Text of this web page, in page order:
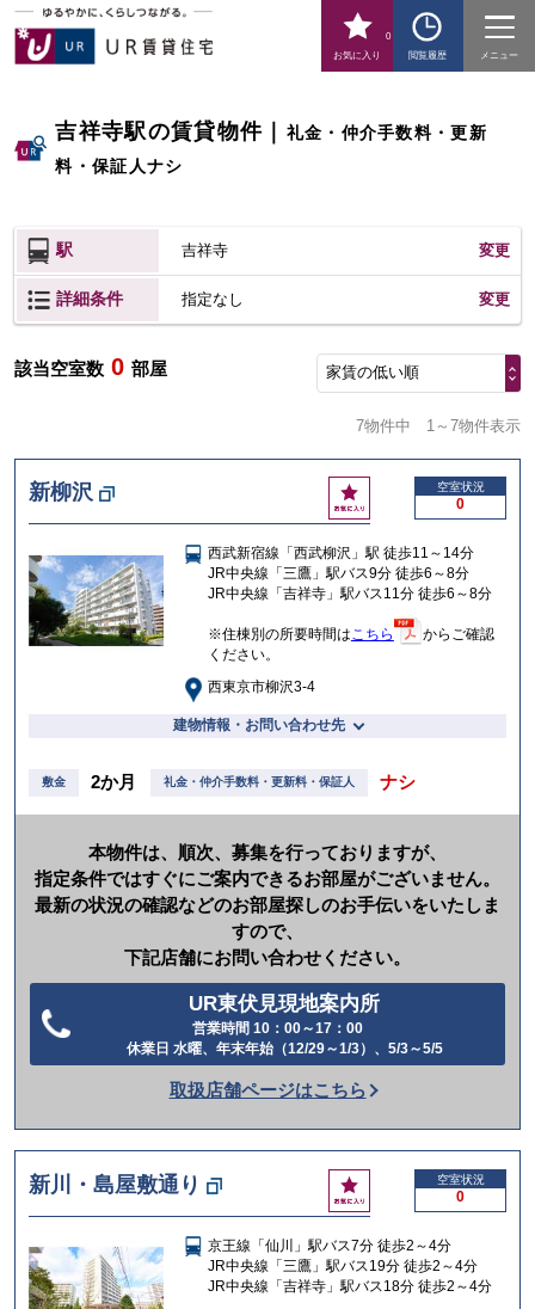
お気に入り
0
閲覧履歴
メニュー
吉祥寺駅の賃貸物件
礼金・仲介手数料・更新
料・保証人ナシ
駅 吉祥寺 変更
詳細条件 指定なし 変更
該当空室数 0 部屋 家賃の低い順
7物件中 1～7物件表示
新柳沢
お
気
入
り
空室状況
0
西武新宿線「西武柳沢」駅 徒歩11～14分
JR中央線「三鷹」駅バス9分 徒歩6～8分
JR中央線「吉祥寺」駅バス11分 徒歩6～8分
※住棟別の所要時間はこちら
からご確認
ください。
西東京市柳沢3-4
建物情報・お問い合わせ先
敷金 2か月 礼金・仲介手数料・更新料・保証人 ナシ
本物件は、順次、募集を行っておりますが、
指定条件ではすぐにご案内できるお部屋がございません。
最新の状況の確認などのお部屋探しのお手伝いをいたしま
すので、
下記店舗にお問い合わせください。
UR東伏見現地案内所
営業時間 10：00～17：00
休業日 水曜、年末年始（12/29～1/3）、5/3～5/5
話
か
け
る
取扱店舗ページはこちら
新川・島屋敷通り
お
気
入
り
空室状況
0
京王線「仙川」駅バス7分 徒歩2～4分
JR中央線「三鷹」駅バス19分 徒歩2～4分
JR中央線「吉祥寺」駅バス18分 徒歩2～4分